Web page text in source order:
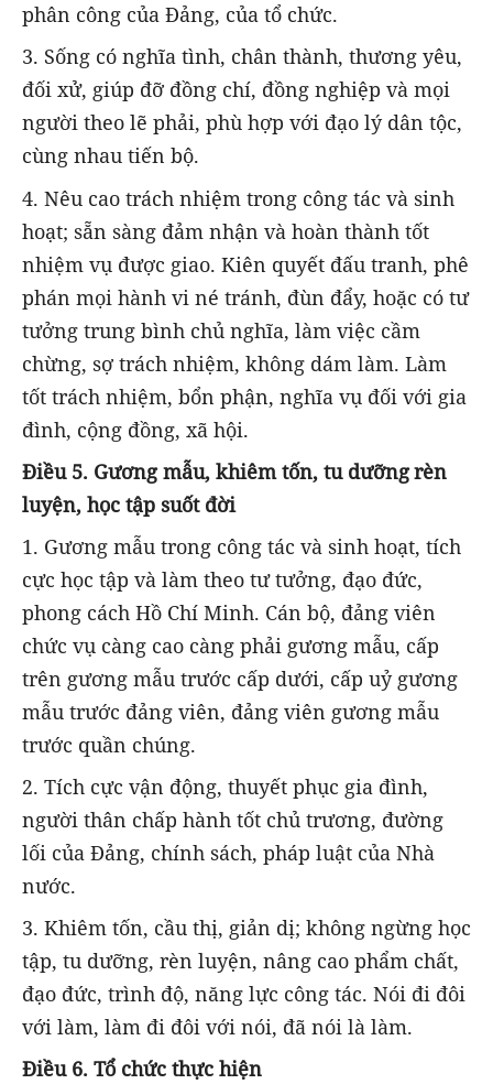
phân công của Đảng, của tổ chức.
3. Sống có nghĩa tình, chân thành, thương yêu,
đối xử, giúp đỡ đồng chí, đồng nghiệp và mọi
người theo lẽ phải, phù hợp với đạo lý dân tộc,
cùng nhau tiến bộ.
4. Nêu cao trách nhiệm trong công tác và sinh
hoạt; sẵn sàng đảm nhận và hoàn thành tốt
nhiệm vụ được giao. Kiên quyết đấu tranh, phê
phán mọi hành vi né tránh, đùn đẩy, hoặc có tư
tưởng trung bình chủ nghĩa, làm việc cầm
chừng, sợ trách nhiệm, không dám làm. Làm
tốt trách nhiệm, bổn phận, nghĩa vụ đối với gia
đình, cộng đồng, xã hội.
Điều5. Gương mẫu, khiêm tốn, tu dưỡngrèn
luyện, học tập suốt đời
1. Gương mẫu trong công tác và sinh hoạt, tích
cực học tập và làm theo tư tưởng, đạo đức,
phong cách Hồ Chí Minh. Cán bộ, đảng viên
chức vụ càng cao càng phải gương mẫu, cấp
trên gương mẫu trước cấp dưới, cấp uỷ gương
mẫu trước đảng viên, đảng viên gương mẫu
trước quần chúng.
2. Tích cực vận động, thuyết phục gia đình,
người thân chấp hành tốt chủ trương, đường
lối của Đảng, chính sách, pháp luật của Nhà
nước.
3. Khiêm tốn, cầu thị, giản dị; không ngừng học
tập, tu dưỡng, rèn luyện, nâng cao phẩm chất,
đạo đức, trình độ, năng lực công tác. Nói đi đôi
với làm, làm đi đôi với nói, đã nói là làm.
Điều 6. Tổ chức thực hiện